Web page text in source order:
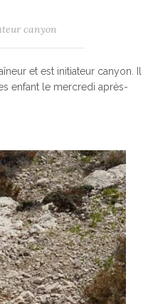
canyon
et est initiateur canyon. Il
enfant le mercredi après-